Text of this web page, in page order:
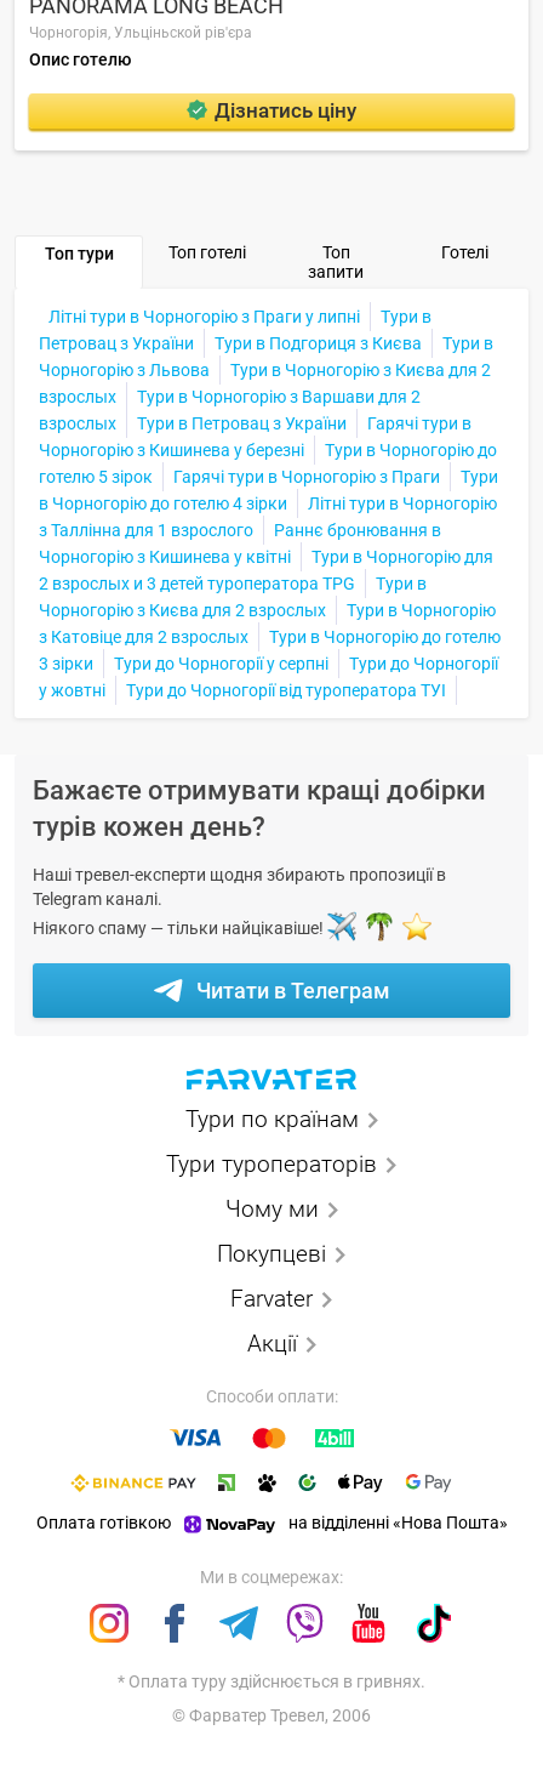
PANORAMA LONG BEACH
Чорногорія, Ульціньской рів'єра
Опис готелю
Дізнатись ціну
Топ тури Топ готелі
Топ
запити
Готелі
Літні тури в Чорногорію з Праги у липні
Тури в
Петровац з України
Тури в Подгориця з Києва
Тури в
Чорногорію з Львова
Тури в Чорногорію з Києва для 2
взрослых
Тури в Чорногорію з Варшави для 2
взрослых
Тури в Петровац з України
Гарячі тури в
Чорногорію з Кишинева у березні
Тури в Чорногорію до
готелю 5 зірок
Гарячі тури в Чорногорію з Праги
Тури
в Чорногорію до готелю 4 зірки
Літні тури в Чорногорію
з Таллінна для 1 взрослого
Раннє бронювання в
Чорногорію з Кишинева у квітні
Тури в Чорногорію для
2 взрослых и 3 детей туроператора TPG
Тури в
Чорногорію з Києва для 2 взрослых
Тури в Чорногорію
з Катовіце для 2 взрослых
Тури в Чорногорію до готелю
3 зірки
Тури до Чорногорії у серпні
Тури до Чорногорії
у жовтні
Тури до Чорногорії від туроператора ТУІ
Бажаєте отримувати кращі добірки
турів кожен день?
Наші тревел-експерти щодня збирають пропозиції в
Telegram каналі.
Ніякого спаму — тільки найцікавіше!
Читати в Телеграм
Тури по країнам
Тури туроператорів
Чому ми
Покупцеві
Farvater
Акції
Способи оплати:
Оплата готівкою на відділенні «Нова Пошта»
Ми в соцмережах:
* Оплата туру здійснюється в гривнях.
© Фарватер Тревел, 2006